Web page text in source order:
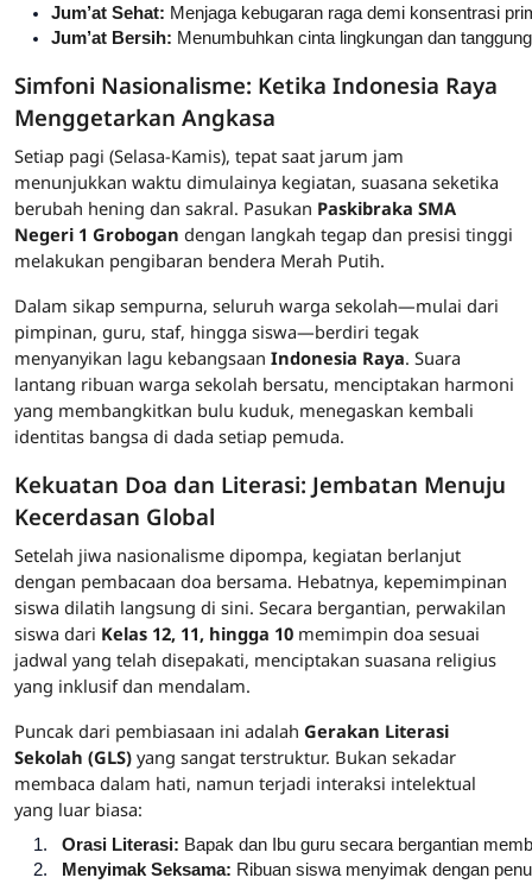
Jum’at Sehat: Menjaga kebugaran raga demi konsentrasi
Jum’at Bersih: Menumbuhkan cinta lingkungan dan
Simfoni Nasionalisme: Ketika Indonesia Raya
Menggetarkan Angkasa
Setiap pagi (Selasa-Kamis), tepat saat jarum jam
menunjukkan waktu dimulainya kegiatan, suasana seketika
berubah hening dan sakral. Pasukan Paskibraka SMA
Negeri 1 Grobogan dengan langkah tegap dan presisi tinggi
melakukan pengibaran bendera Merah Putih.
Dalam sikap sempurna, seluruh warga sekolah—mulai dari
pimpinan, guru, staf, hingga siswa—berdiri tegak
menyanyikan lagu kebangsaan Indonesia Raya. Suara
lantang ribuan warga sekolah bersatu, menciptakan harmoni
yang membangkitkan bulu kuduk, menegaskan kembali
identitas bangsa di dada setiap pemuda.
Kekuatan Doa dan Literasi: Jembatan Menuju
Kecerdasan Global
Setelah jiwa nasionalisme dipompa, kegiatan berlanjut
dengan pembacaan doa bersama. Hebatnya, kepemimpinan
siswa dilatih langsung di sini. Secara bergantian, perwakilan
siswa dari Kelas 12, 11, hingga 10 memimpin doa sesuai
jadwal yang telah disepakati, menciptakan suasana religius
yang inklusif dan mendalam.
Puncak dari pembiasaan ini adalah Gerakan Literasi
Sekolah (GLS) yang sangat terstruktur. Bukan sekadar
membaca dalam hati, namun terjadi interaksi intelektual
yang luar biasa:
Orasi Literasi: Bapak dan Ibu guru secara bergantian
Menyimak Seksama: Ribuan siswa menyimak dengan